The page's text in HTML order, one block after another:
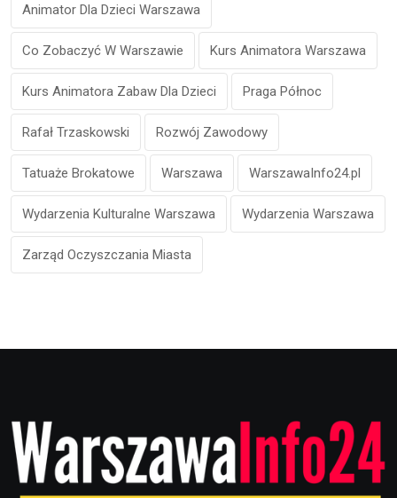
Animator Dla Dzieci Warszawa
Co Zobaczyć W Warszawie Kurs Animatora Warszawa
Kurs Animatora Zabaw Dla Dzieci Praga Północ
Rafał Trzaskowski Rozwój Zawodowy
Tatuaże Brokatowe Warszawa WarszawaInfo24.pl
Wydarzenia Kulturalne Warszawa Wydarzenia Warszawa
Zarząd Oczyszczania Miasta